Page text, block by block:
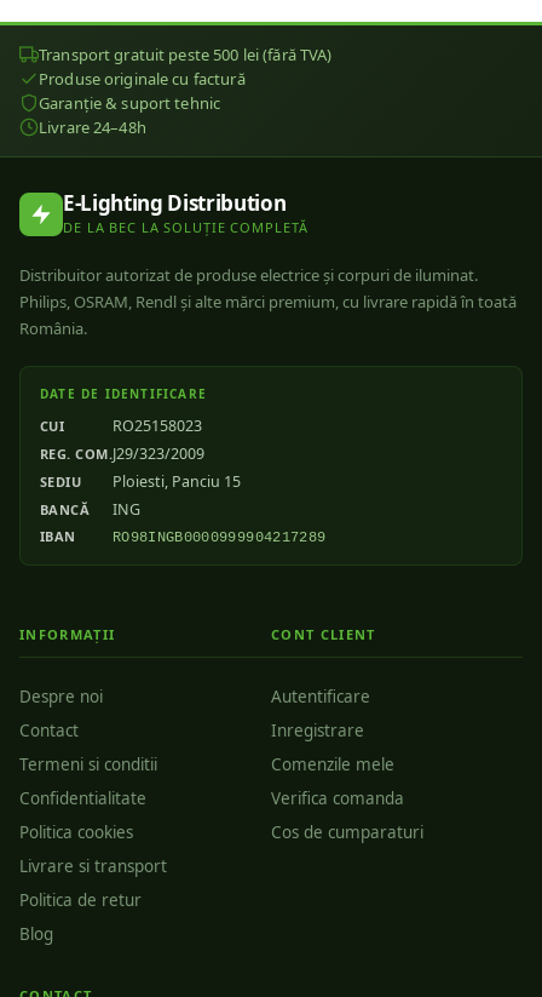
Transport gratuit peste 500 lei (fără TVA)
Produse originale cu factură
Garanție & suport tehnic
Livrare 24–48h
E-Lighting Distribution
DE LA BEC LA SOLUȚIE COMPLETĂ
Distribuitor autorizat de produse electrice și corpuri de iluminat.
Philips, OSRAM, Rendl și alte mărci premium, cu livrare rapidă în toată
România.
DATE DE IDENTIFICARE
CUI RO25158023
REG. COM.J29/323/2009
SEDIU Ploiesti, Panciu 15
BANCĂ ING
IBAN RO98INGB0000999904217289
INFORMAȚII
Despre noi
Contact
Termeni si conditii
Confidentialitate
Politica cookies
Livrare si transport
Politica de retur
Blog
CONT CLIENT
Autentificare
Inregistrare
Comenzile mele
Verifica comanda
Cos de cumparaturi